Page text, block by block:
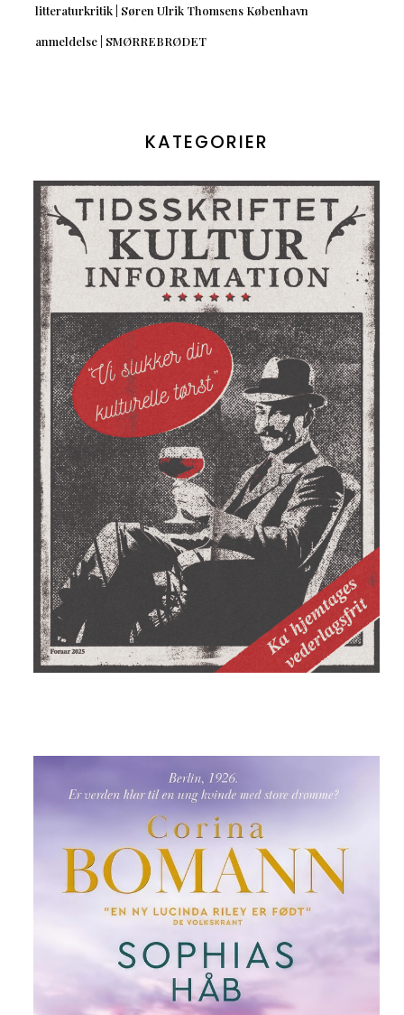
litteraturkritik | Søren Ulrik Thomsens København
anmeldelse | SMØRREBRØDET
KATEGORIER